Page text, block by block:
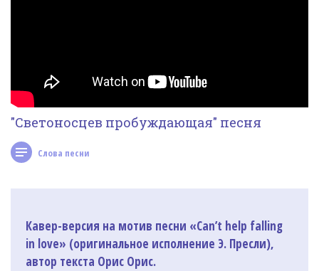
"Светоносцев пробуждающая" песня
Слова песни
Кавер-версия на мотив песни «Сan’t help falling
in love» (оригинальное исполнение Э. Пресли),
автор текста Орис Орис.